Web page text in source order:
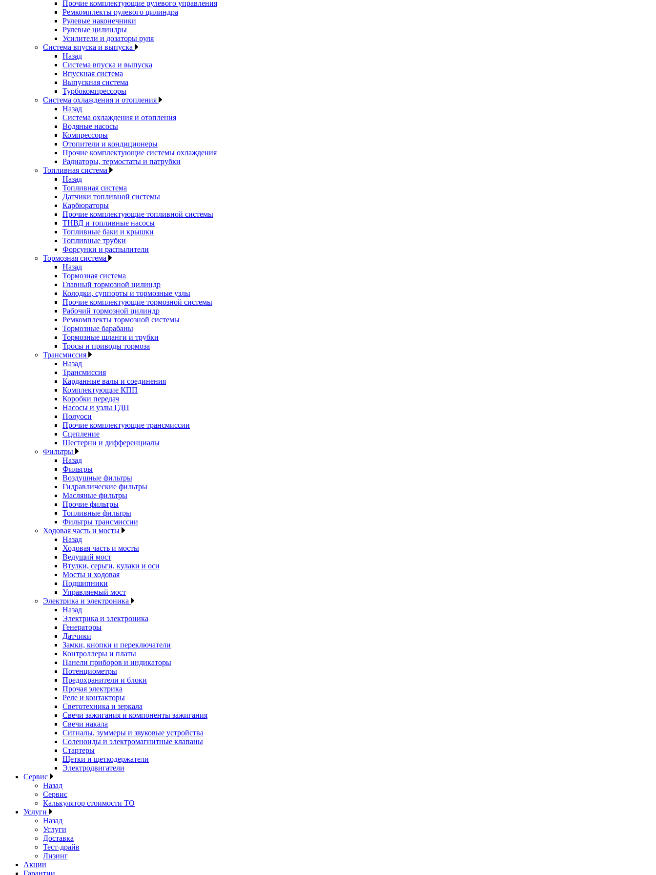
Прочие комплектующие рулевого управления
Ремкомплекты рулевого цилиндра
Рулевые наконечники
Рулевые цилиндры
Усилители и дозаторы руля
Система впуска и выпуска
Назад
Система впуска и выпуска
Впускная система
Выпускная система
Турбокомпрессоры
Система охлаждения и отопления
Назад
Система охлаждения и отопления
Водяные насосы
Компрессоры
Отопители и кондиционеры
Прочие комплектующие системы охлаждения
Радиаторы, термостаты и патрубки
Топливная система
Назад
Топливная система
Датчики топливной системы
Карбюраторы
Прочие комплектующие топливной системы
ТНВД и топливные насосы
Топливные баки и крышки
Топливные трубки
Форсунки и распылители
Тормозная система
Назад
Тормозная система
Главный тормозной цилиндр
Колодки, суппорты и тормозные узлы
Прочие комплектующие тормозной системы
Рабочий тормозной цилиндр
Ремкомплекты тормозной системы
Тормозные барабаны
Тормозные шланги и трубки
Тросы и приводы тормоза
Трансмиссия
Назад
Трансмиссия
Карданные валы и соединения
Комплектующие КПП
Коробки передач
Насосы и узлы ГДП
Полуоси
Прочие комплектующие трансмиссии
Сцепление
Шестерни и дифференциалы
Фильтры
Назад
Фильтры
Воздушные фильтры
Гидравлические фильтры
Масляные фильтры
Прочие фильтры
Топливные фильтры
Фильтры трансмиссии
Ходовая часть и мосты
Назад
Ходовая часть и мосты
Ведущий мост
Втулки, серьги, кулаки и оси
Мосты и ходовая
Подшипники
Управляемый мост
Электрика и электроника
Назад
Электрика и электроника
Генераторы
Датчики
Замки, кнопки и переключатели
Контроллеры и платы
Панели приборов и индикаторы
Потенциометры
Предохранители и блоки
Прочая электрика
Реле и контакторы
Светотехника и зеркала
Свечи зажигания и компоненты зажигания
Свечи накала
Сигналы, зуммеры и звуковые устройства
Соленоиды и электромагнитные клапаны
Стартеры
Щетки и щеткодержатели
Электродвигатели
Сервис
Назад
Сервис
Калькулятор стоимости ТО
Услуги
Назад
Услуги
Доставка
Тест-драйв
Лизинг
Акции
Гарантии